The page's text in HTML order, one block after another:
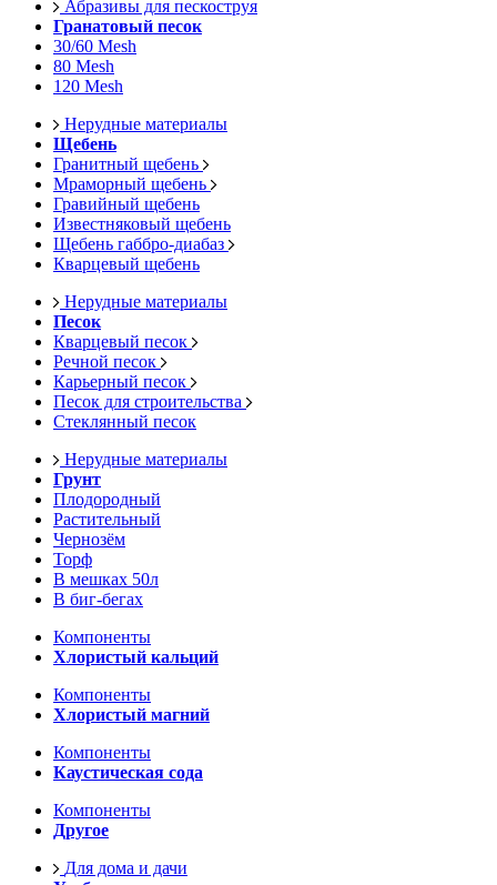
Абразивы для пескоструя
Гранатовый песок
30/60 Mesh
80 Mesh
120 Mesh
Нерудные материалы
Щебень
Гранитный щебень
Мраморный щебень
Гравийный щебень
Известняковый щебень
Щебень габбро-диабаз
Кварцевый щебень
Нерудные материалы
Песок
Кварцевый песок
Речной песок
Карьерный песок
Песок для строительства
Стеклянный песок
Нерудные материалы
Грунт
Плодородный
Растительный
Чернозём
Торф
В мешках 50л
В биг-бегах
Компоненты
Хлористый кальций
Компоненты
Хлористый магний
Компоненты
Каустическая сода
Компоненты
Другое
Для дома и дачи